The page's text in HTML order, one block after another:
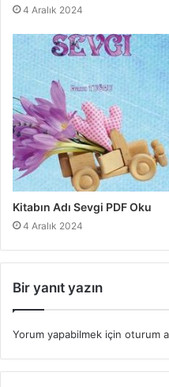
4 Aralık 2024
Kitabın Adı Sevgi PDF Oku
4 Aralık 2024
Bir yanıt yazın
Yorum yapabilmek için oturum